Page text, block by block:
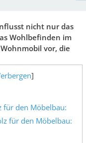
nicht nur das
Wohlbefinden im
vor, die
]
für den Möbelbau:
für den Möbelbau: